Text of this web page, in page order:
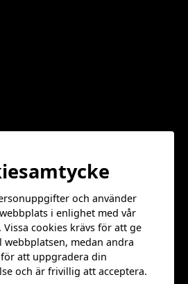
Kista - platsliv enligt AMP
till Jan
torg
som aktiveras året runt
och använder
i enlighet med vår
Vissa cookies krävs för att ge
medan andra
att uppgradera din
och är frivillig att acceptera.